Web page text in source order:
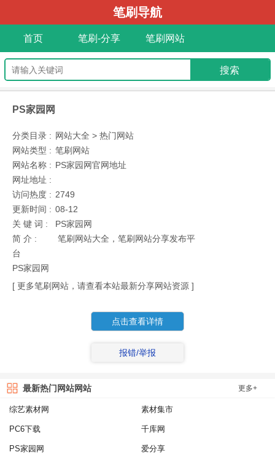
笔刷导航
首页 笔刷-分享 笔刷网站
PS家园网
分类目录 : 网站大全 > 热门网站
网站类型 : 笔刷网站
网站名称 : PS家园网官网地址
网址地址 :
访问热度 : 2749
更新时间 : 08-12
关 键 词 :
PS家园网
简 介 :
笔刷网站大全，笔刷网站分享发布平
台
PS家园网
[ 更多笔刷网站，请查看本站最新分享网站资源 ]
点击查看详情
报错/举报
最新热门网站网站 更多+
综艺素材网 素材集市
PC6下载 千库网
PS家园网 爱分享